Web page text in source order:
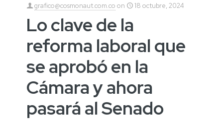
grafico@cosmonaut.com.co on 18 octubre, 2024
Lo clave de la
reforma laboral que
se aprobó en la
Cámara y ahora
pasará al Senado